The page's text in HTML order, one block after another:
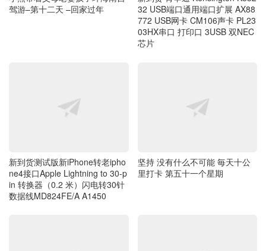
驾游–第十二天 –回家过年
772 USB网卡 CM106声卡 PL23
03HX串口 打印口 3USB 双NEC
芯片
in 转换器（0.2 米）闪电转30针
数据线MD824FE/A A1450